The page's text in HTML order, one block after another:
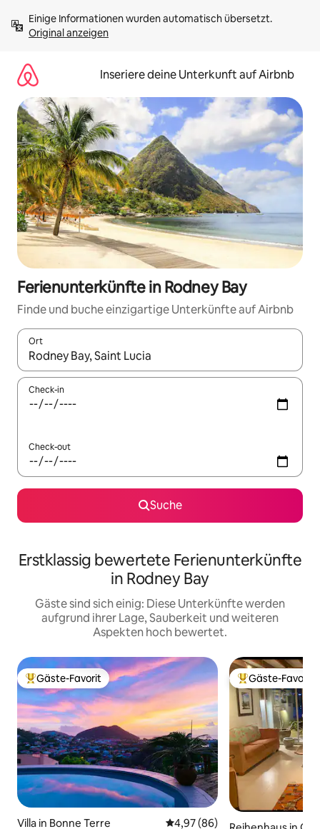
Inhalten
springenOriginal anzeigen
Inseriere deine Unterkunft auf Airbnb
Ferienunterkünfte in Rodney Bay
Finde und buche einzigartige Unterkünfte auf Airbnb
Ort
Wenn Ergebnisse verfügbar sind, navigiere mit den
Check-in
Check-out
Suche
Erstklassig bewertete Ferienunterkünfte
in Rodney Bay
Gäste sind sich einig: Diese Unterkünfte werden
aufgrund ihrer Lage, Sauberkeit und weiteren
Aspekten hoch bewertet.
Beliebter Gäste-Favorit.
Gäste-Favorit
Villa in Bonne Terre Durchschnittliche Bewertung:
4,97 (86)
Beliebter Gäste-
Gäste-Favorit